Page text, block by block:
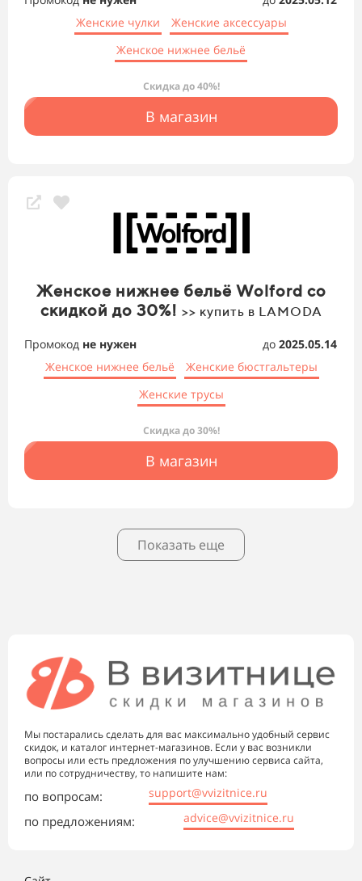
Женские чулки
Женские аксессуары
Женское нижнее бельё
Скидка до 40%!
В магазин
Женское нижнее бельё Wolford со
скидкой до 30%! >> купить в LAMODA
Промокод не нужен до 2025.05.14
Женское нижнее бельё
Женские бюстгальтеры
Женские трусы
Скидка до 30%!
В магазин
Показать еще
Мы постарались сделать для вас максимально удобный сервис
скидок, и каталог интернет-магазинов. Если у вас возникли
вопросы или есть предложения по улучшению сервиса сайта,
или по сотрудничеству, то напишите нам:
по вопросам: support@vvizitnice.ru
по предложениям: advice@vvizitnice.ru